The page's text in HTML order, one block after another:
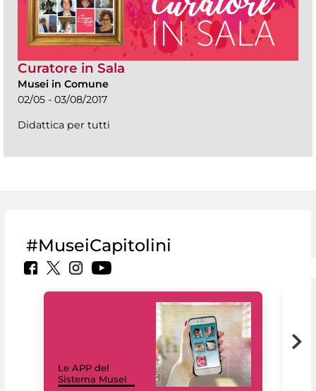
Curatore in Sala
Musei in Comune
02/05 - 03/08/2017
Didattica per tutti
#MuseiCapitolini
Le APP del
Sistema Musei